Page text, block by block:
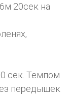
20сек на
сек. Темпом
передышек